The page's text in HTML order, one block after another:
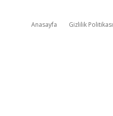
Anasayfa Gizlilik Politikası